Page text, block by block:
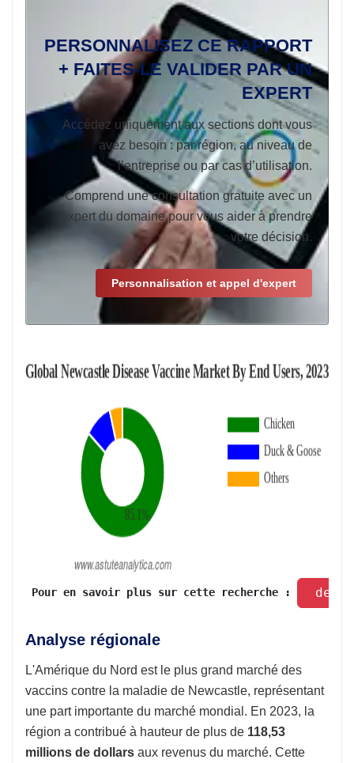
PERSONNALISEZ CE RAPPORT
+ FAITES-LE VALIDER PAR UN
EXPERT
Accédez uniquement aux sections dont vous
avez besoin : par région, au niveau de
l’entreprise ou par cas d’utilisation.
Comprend une consultation gratuite avec un
expert du domaine pour vous aider à prendre
votre décision.
Personnalisation et appel d'expert
Pour en savoir plus sur cette recherche :
Analyse régionale
L'Amérique du Nord est le plus grand marché des
vaccins contre la maladie de Newcastle, représentant
une part importante du marché mondial. En 2023, la
région a contribué à hauteur de plus de 118,53
millions de dollars aux revenus du marché. Cette